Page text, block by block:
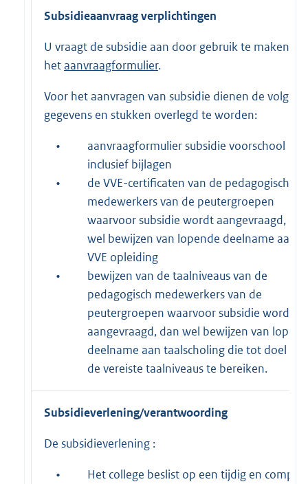
Subsidieaanvraag verplichtingen
U vraagt de subsidie aan door gebruik te maken
hetaanvraagformulier.
Voor het aanvragen van subsidie dienen de
gegevens en stukken overlegd te worden:
•
aanvraagformulier subsidie voorschool
inclusief bijlagen
•
de VVE-certificaten van de pedagogisch
medewerkers van de peutergroepen
waarvoor subsidie wordt aangevraagd, dan
wel bewijzen van lopende deelname aan
VVE opleiding
•
bewijzen van de taalniveaus van de
pedagogisch medewerkers van de
peutergroepen waarvoor subsidie wordt
aangevraagd, dan wel bewijzen van
deelname aan taalscholing die tot doel
de vereiste taalniveaus te bereiken.
Subsidieverlening/verantwoording
De subsidieverlening :
•
Het college beslist op een tijdig en